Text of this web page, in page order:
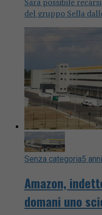
del gruppo Sella
Senza categoria5
Amazon,
domani uno